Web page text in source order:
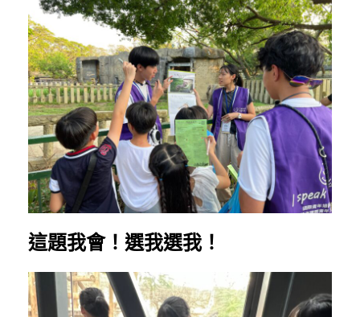
這題我會！選我選我！